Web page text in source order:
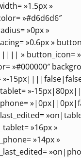
»1.5px »
»#d6d6d6″
»0px »
»0.6px »
» button_icon=
»#000000″
»-
»-
»16px »
»14px »